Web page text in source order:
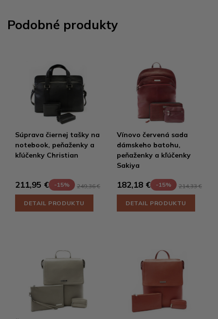
Podobné produkty
Súprava čiernej tašky na
notebook, peňaženky a
kľúčenky Christian
211,95 € -15% 249,36 €
DETAIL PRODUKTU
Vínovo červená sada
dámskeho batohu,
peňaženky a kľúčenky
Sakiya
182,18 € -15% 214,33 €
DETAIL PRODUKTU